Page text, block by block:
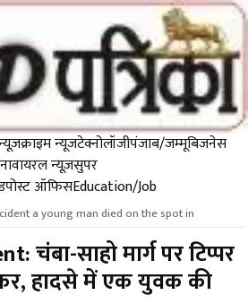
क्राइम न्यूजटेक्नोलॉजीपंजाब/जम्मूबिजनेस
वायरल न्यूज़सुपर
पोस्ट ऑफिसEducation/Job
a young man died on the spot in
चंबा-साहो मार्ग पर टिप्पर
हादसे में एक युवक की